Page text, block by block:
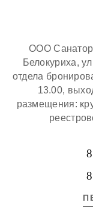
ООО
Белокуриха,
отдела
13.00,
размещения: